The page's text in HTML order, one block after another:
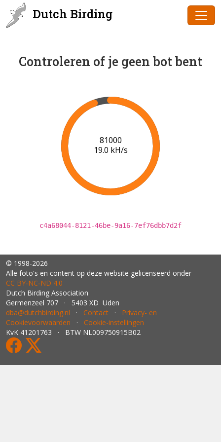
Dutch Birding
Controleren of je geen bot bent
83000
19.2 kH/s
c4a68044-8121-46be-9a16-7ef76dbb7d2f
© 1998-2026
Alle foto's en content op deze website gelicenseerd onder
CC BY‑NC‑ND 4.0
Dutch Birding Association
Germenzeel 707 · 5403 XD Uden
dba@dutchbirding.nl · Contact · Privacy- en
Cookievoorwaarden · Cookie-instellingen
KvK 41201763 · BTW NL009750915B02